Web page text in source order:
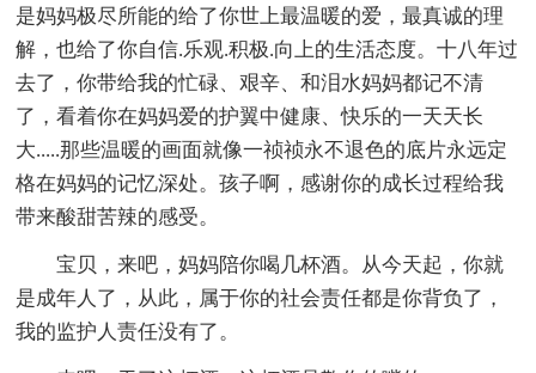
是妈妈极尽所能的给了你世上最温暖的爱，最真诚的理
解，也给了你自信.乐观.积极.向上的生活态度。十八年过
去了，你带给我的忙碌、艰辛、和泪水妈妈都记不清
了，看着你在妈妈爱的护翼中健康、快乐的一天天长
大.....那些温暖的画面就像一祯祯永不退色的底片永远定
格在妈妈的记忆深处。孩子啊，感谢你的成长过程给我
带来酸甜苦辣的感受。
宝贝，来吧，妈妈陪你喝几杯酒。从今天起，你就
是成年人了，从此，属于你的社会责任都是你背负了，
我的监护人责任没有了。